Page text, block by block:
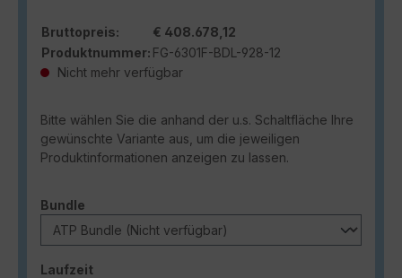
Bruttopreis:
€ 408.678,12
Produktnummer: FG-6301F-BDL-928-12
Nicht mehr verfügbar
Bitte wählen Sie die anhand der u.s. Schaltfläche Ihre
gewünschte Variante aus, um die jeweiligen
Produktinformationen anzeigen zu lassen.
Bundle
Laufzeitauswählen